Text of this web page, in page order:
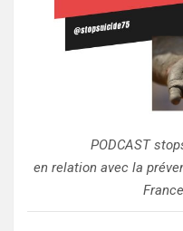
PODCAST
en relation avec la
France